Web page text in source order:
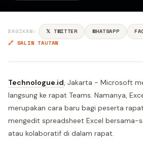
BAGIKAN: 𝕏 TWITTER WHATSAPP
🔗 SALIN TAUTAN
Technologue.id, Jakarta - Microsoft
langsung ke rapat Teams. Namanya,
merupakan cara baru bagi peserta
mengedit spreadsheet Excel bersama-
atau kolaboratif di dalam rapat.